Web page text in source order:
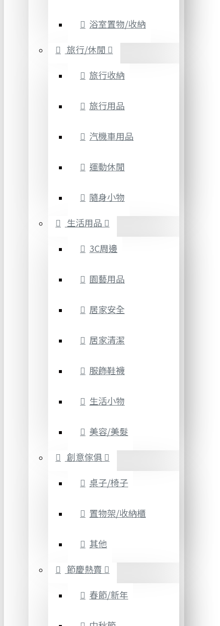
浴室置物/收納
旅行/休閒
旅行收納
旅行用品
汽機車用品
運動休閒
隨身小物
生活用品
3C周邊
園藝用品
居家安全
居家清潔
服飾鞋襪
生活小物
美容/美髮
創意傢俱
桌子/椅子
置物架/收納櫃
其他
節慶熱賣
春節/新年